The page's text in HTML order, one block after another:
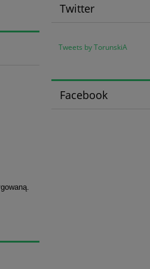
Twitter
Tweets by TorunskiA
Facebook